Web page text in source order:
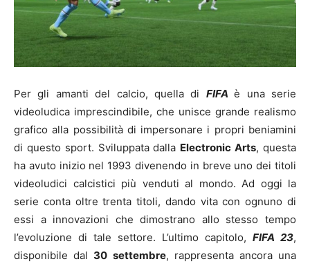
Per gli amanti del calcio, quella di FIFAè una serie
videoludica imprescindibile, che unisce grande realismo
grafico alla possibilità di impersonare i propri beniamini
di questo sport. Sviluppata dalla Electronic Arts, questa
ha avuto inizio nel 1993 divenendo in breve uno dei titoli
videoludici calcistici più venduti al mondo. Ad oggi la
serie conta oltre trenta titoli, dando vita con ognuno di
essi a innovazioni che dimostrano allo stesso tempo
l’evoluzione di tale settore. L’ultimo capitolo, FIFA 23,
disponibile dal 30 settembre, rappresenta ancora una